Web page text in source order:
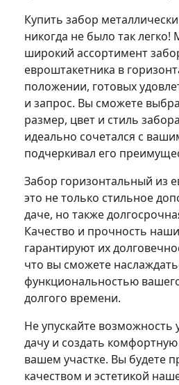
Купить забор
никогда не было так
широкий ассортимент
евроштакетника в
положении, готовых
и запрос. Вы сможете
размер, цвет и стиль
идеально сочетался с
подчеркивал его
Забор горизонтальный из
это не только стильное
даче, но также
Качество и прочность
гарантируют их
что вы сможете
функциональностью
долгого времени.
Не упускайте
дачу и создать
вашем участке. Вы будете
качеством и эстетикой